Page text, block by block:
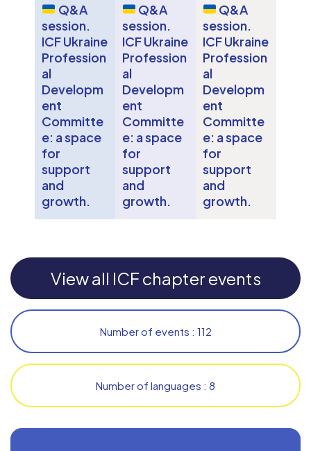
Q&A
session.
ICF Ukraine
Profession
al
Developm
ent
Committe
e: a space
for
support
and
growth.
Q&A
session.
ICF Ukraine
Profession
al
Developm
ent
Committe
e: a space
for
support
and
growth.
Q&A
session.
ICF Ukraine
Profession
al
Developm
ent
Committe
e: a space
for
support
and
growth.
View all ICF chapter events
Number of events : 112
Number of languages : 8